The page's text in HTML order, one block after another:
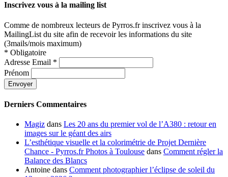
Inscrivez vous à la mailing list
Comme de nombreux lecteurs de Pyrros.fr inscrivez vous à la
MailingList du site afin de recevoir les informations du site
(3mails/mois maximum)
* Obligatoire
Adresse Email *
Prénom
Derniers Commentaires
Magiz dans Les 20 ans du premier vol de l’A380 : retour en
images sur le géant des airs
L’esthétique visuelle et la colorimétrie de Projet Dernière
Chance - Pyrros.fr Photos à Toulouse dans Comment régler la
Balance des Blancs
Antoine dans Comment photographier l’éclipse de soleil du